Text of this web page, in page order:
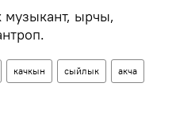
музыкант, ырчы,
качкын сыйлык акча